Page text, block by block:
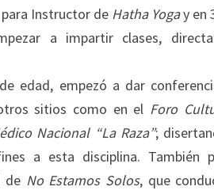
Instructor de Hatha Yogay en
a impartir clases,
edad, empezó a dar
sitios como en el Foro
Nacional “La Raza”;
a esta disciplina. También
de No Estamos Solos, que